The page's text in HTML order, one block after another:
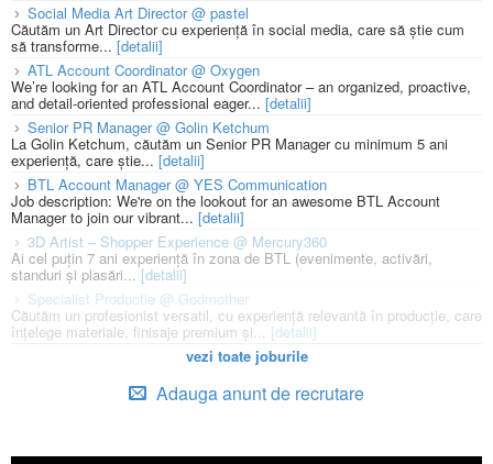
Social Media Art Director @ pastel
Căutăm un Art Director cu experiență în social media, care să știe cum
să transforme... [detalii]
ATL Account Coordinator @ Oxygen
We’re looking for an ATL Account Coordinator – an organized, proactive,
and detail-oriented professional eager... [detalii]
Senior PR Manager @ Golin Ketchum
La Golin Ketchum, căutăm un Senior PR Manager cu minimum 5 ani
experiență, care știe... [detalii]
BTL Account Manager @ YES Communication
Job description: We're on the lookout for an awesome BTL Account
Manager to join our vibrant... [detalii]
3D Artist – Shopper Experience @ Mercury360
Ai cel puțin 7 ani experiență în zona de BTL (evenimente, activări,
standuri și plasări...[detalii]
Specialist Productie @ Godmother
Căutăm un profesionist versatil, cu experiență relevantă în producție, care
înțelege materiale, finisaje premium și... [detalii]
vezi toate joburile
Adauga anunt de recrutare